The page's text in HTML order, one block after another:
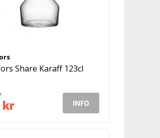
Share Karaff 123cl
kr INFO